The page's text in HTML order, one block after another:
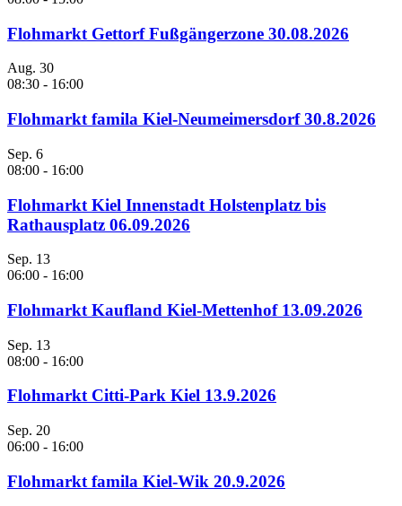
Flohmarkt Gettorf Fußgängerzone 30.08.2026
Aug. 30
08:30 - 16:00
Flohmarkt famila Kiel-Neumeimersdorf 30.8.2026
Sep. 6
08:00 - 16:00
Flohmarkt Kiel Innenstadt Holstenplatz bis
Rathausplatz 06.09.2026
Sep. 13
06:00 - 16:00
Flohmarkt Kaufland Kiel-Mettenhof 13.09.2026
Sep. 13
08:00 - 16:00
Flohmarkt Citti-Park Kiel 13.9.2026
Sep. 20
06:00 - 16:00
Flohmarkt famila Kiel-Wik 20.9.2026